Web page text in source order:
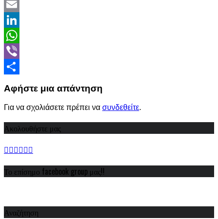
Twitter
Email
LinkedIn
WhatsApp
Viber
Αφήστε μια απάντηση
Για να σχολιάσετε πρέπει να συνδεθείτε.
Ακολουθήστε μας
Το επίσημο facebook group μας!!
Αναζήτηση